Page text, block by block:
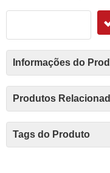
Informações do
Produtos
Tags do Produto